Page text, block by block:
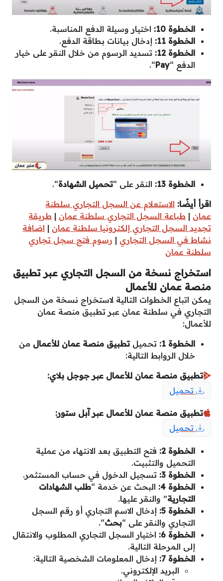
الخطوة 10:
اختيار وسيلة الدفع المناسبة.
الخطوة 11:
إدخال بيانات بطاقة الدفع.
الخطوة 12:
تسديد الرسوم من خلال النقر على خيار
الدفع “Pay
“.
الخطوة 13: النقر على “تحميل الشهادة“.
اقرأ أيضًا: الاستعلام عن السجل التجاري سلطنة
عمان | طباعة السجل التجاري سلطنة عمان | طريقة
تجديد السجل التجاري إلكترونيا سلطنة عمان | اضافة
نشاط في السجل التجاري | رسوم فتح سجل تجاري
سلطنة عمان
استخراج نسخة من السجل التجاري عبر تطبيق
منصة عمان للأعمال
يمكن اتباع الخطوات التالية لاستخراج نسخة من السجل
التجاري في سلطنة عمان عبر تطبيق منصة عمان
للأعمال:
الخطوة 1:
تحميل تطبيق منصة عمان للأعمال من
خلال الروابط التالية:
تطبيق منصة عمان للأعمال عبر جوجل بلاي:
تحميل
تطبيق منصة عمان للأعمال عبر آبل ستور:
تحميل
الخطوة 2:
فتح التطبيق بعد الانتهاء من عملية
التحميل والتثبيت.
الخطوة 3:
تسجيل الدخول في حساب المستثمر.
الخطوة 4:
البحث عن خدمة “طلب الشهادات
التجارية” والنقر عليها.
الخطوة 5:
إدخال الاسم التجاري أو رقم السجل
التجاري والنقر على “بحث“.
الخطوة 6:
اختيار السجل التجاري المطلوب والانتقال
إلى المرحلة التالية.
الخطوة 7:
إدخال المعلومات الشخصية التالية:
البريد الإلكتروني.